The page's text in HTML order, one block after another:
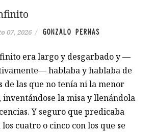
07, 2026 / GONZALO PERNAS
era largo y desgarbado y —
hablaba y hablaba de
de las que no tenía ni la menor
inventándose la misa y llenándola
Y seguro que predicaba
cuatro o cinco con los que se